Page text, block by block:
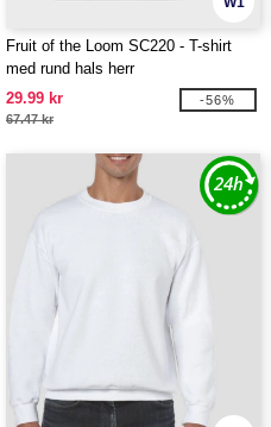
Fruit of the Loom SC220 - T-shirt
med rund hals herr
29.99 kr
67.47 kr
-56%